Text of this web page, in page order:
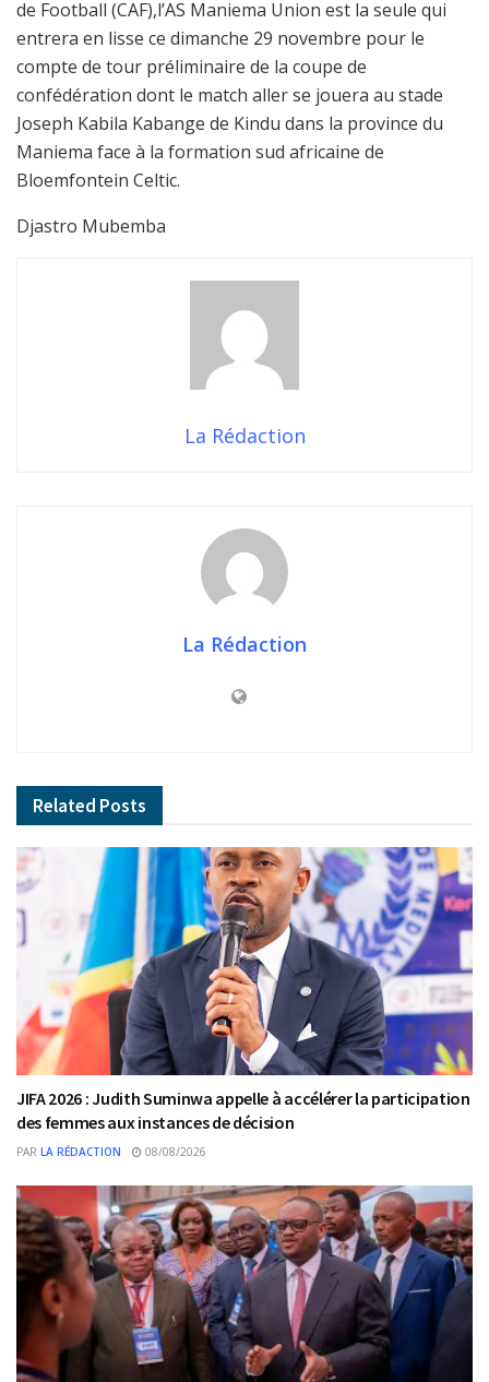
de Football (CAF),l’AS Maniema Union est la seule qui
entrera en lisse ce dimanche 29 novembre pour le
compte de tour préliminaire de la coupe de
confédération dont le match aller se jouera au stade
Joseph Kabila Kabange de Kindu dans la province du
Maniema face à la formation sud africaine de
Bloemfontein Celtic.
Djastro Mubemba
La Rédaction
La Rédaction
Related Posts
JIFA 2026 : Judith Suminwa appelle à accélérer la participation
des femmes aux instances de décision
PAR LA RÉDACTION 08/08/2026